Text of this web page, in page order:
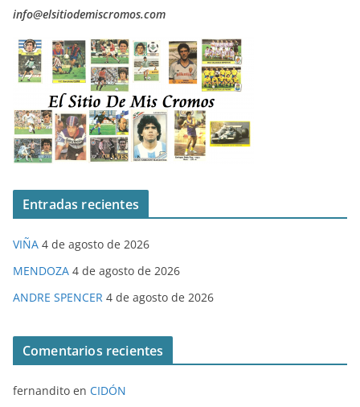
info@elsitiodemiscromos.com
Entradas recientes
VIÑA 4 de agosto de 2026
MENDOZA 4 de agosto de 2026
ANDRE SPENCER 4 de agosto de 2026
Comentarios recientes
fernandito en CIDÓN